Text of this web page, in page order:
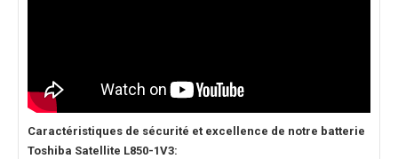
Caractéristiques de sécurité et excellence de notre batterie
Toshiba Satellite L850-1V3: